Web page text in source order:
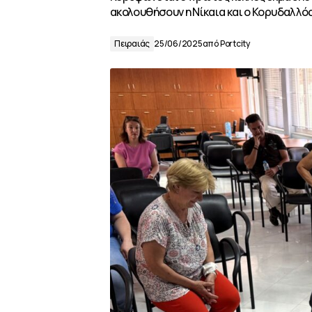
ακολουθήσουν η Νίκαια και ο
Πειραιάς 25/06/2025απόPortcity